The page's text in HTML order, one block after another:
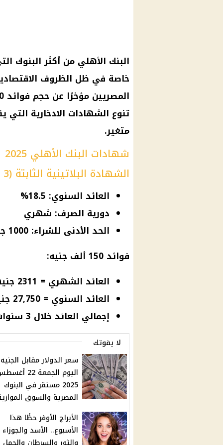
البنك الأهلي من أكثر البنوك
خاصة في ظل الظروف
تنوع الشهادات الادخارية التي
متغير.
شهادات البنك الأهلي 2025
الشهادة البلاتينية الثابتة (3 سنوات)
العائد السنوي: 18.5%
دورية الصرف: شهري
الحد الأدنى للشراء: 1000 جنيه
فوائد 150 ألف جنيه:
العائد الشهري = 2311 جنيهًا تقريبًا
العائد السنوي = 27,750 جنيهًا
إجمالي العائد خلال 3 سنوات = 83,250 جنيهًا
لا يفوتك
سعر الدولار مقابل الجنيه
اليوم الجمعة 22
2025 مستقر في البنوك
المصرية والسوق
الأبراج الأوفر حظًا هذا
الأسبوع.. الأسد والجوزاء